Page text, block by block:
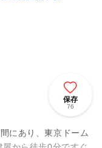
保存
76
にあり、東京ドーム